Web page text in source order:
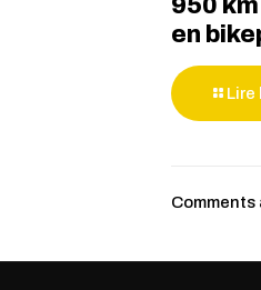
950
en
Lire
Comments